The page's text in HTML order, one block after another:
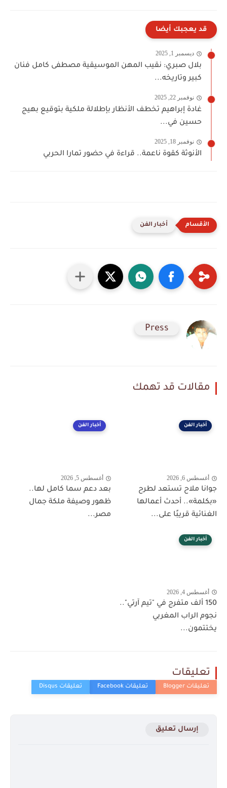
قد يعجبك أيضا
ديسمبر 1, 2025
بلال صبري: نقيب المهن الموسيقية مصطفى كامل فنان
كبير وتاريخه...
نوفمبر 22, 2025
غادة إبراهيم تخطف الأنظار بإطلالة ملكية بتوقيع بهيج
حسين في...
نوفمبر 18, 2025
الأنوثة كقوة ناعمة.. قراءة في حضور تمارا الحربي
أخبار الفن
Press
مقالات قد تهمك
أخبار الفن
أغسطس 6, 2026
جوانا ملاح تستعد لطرح
«بكلمة».. أحدث أعمالها
الغنائية قريبًا على...
أخبار الفن
أغسطس 5, 2026
بعد دعم سما كامل لها..
ظهور وصيفة ملكة جمال
مصر...
أخبار الفن
أغسطس 4, 2026
150 ألف متفرج في "تيم آرتي"..
نجوم الراب المغربي
يختتمون...
تعليقات
إرسال تعليق